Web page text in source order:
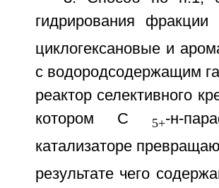
гидрирования фракции
циклогексановые и
с водородсодержащим
реактор селективного
котором С 5+-н-
катализаторе
результате чего